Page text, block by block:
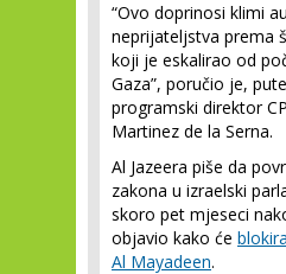
“Ovo doprinosi klimi
neprijateljstva prema
koji je eskalirao od
Gaza”, poručio je,
programski direktor
Martinez de la Serna.
Al Jazeera piše da
zakona u izraelski
skoro pet mjeseci
objavio kako će
Al Mayadeen.